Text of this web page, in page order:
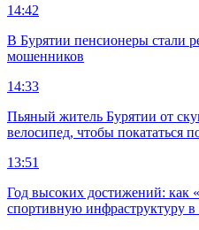
14:42
В Бурятии пенсионеры стали
мошенников
14:33
Пьяный житель Бурятии от
велосипед, чтобы покататься
13:51
Год высоких достижений: как
спортивную инфраструктуру в